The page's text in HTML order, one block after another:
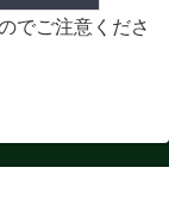
でご注意くださ